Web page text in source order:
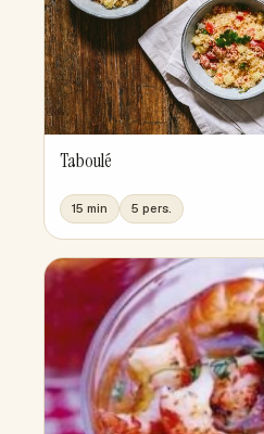
Taboulé
15 min 5 pers.